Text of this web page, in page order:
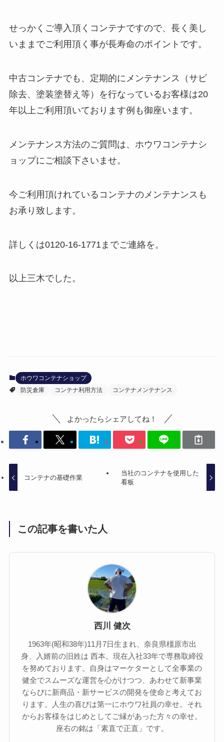
せっかくご導入頂くコンテナですので、長く美し
いままでご利用頂く事が長寿命のポイントです。
中古コンテナでも、定期的にメンテナンス（サビ
除去、塗装塗替え等）を行なっているお客様は20
年以上ご利用頂いております例も御座います。
メンテナンス方法のご質問は、ホウワコンテナシ
ョップにご相談下さいませ。
今ご利用頂けれているコンテナのメンテナンスも
お承り致します。
詳しくは0120-16-1771までご連絡を。
以上三木でした。
ホウワコンテナショップ
防災倉庫
コンテナ利用方法 コンテナメンテナンス
よかったらシェアしてね！
コンテナの基礎作業
当社のコンテナを使用した
看板
この記事を書いた人
西川 健次
1963年(昭和38年)11月7日生まれ、奈良県橿原市出
身、入婿前の旧姓は 西本。現在入社33年で専務取締役
を努めております。自身はマーケターとして全事業の
健全でスムーズな運営を心がけつつ、あわせて新事業
ならびに新商品・新サービスの開発を使命と考えてお
ります。人生の喜びは第一にホウワ社員の幸せ。それ
からお客様をはじめとしてご縁があった方々の幸せ。
座右の銘は「素直で正直」です。